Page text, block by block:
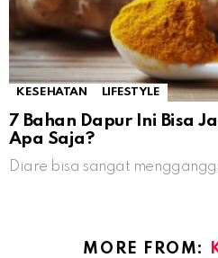
KESEHATAN LIFESTYLE
7 Bahan Dapur Ini Bisa
Apa Saja?
Diare bisa sangat
MORE FROM: